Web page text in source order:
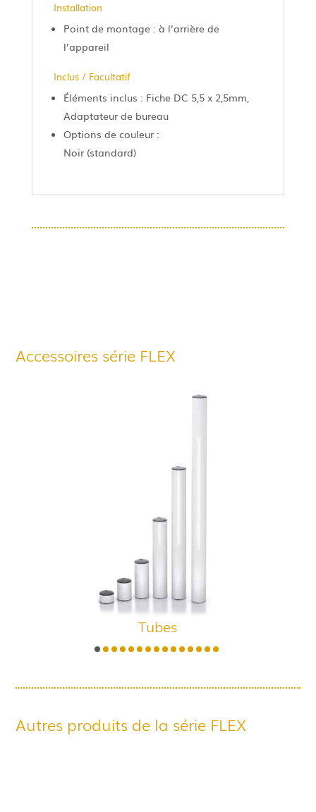
Installation
Point de montage : à l’arrière de
l’appareil
Inclus / Facultatif
Éléments inclus : Fiche DC 5,5 x 2,5mm,
Adaptateur de bureau
Options de couleur :
Noir (standard)
Accessoires série FLEX
Tubes
Autres produits de la série FLEX